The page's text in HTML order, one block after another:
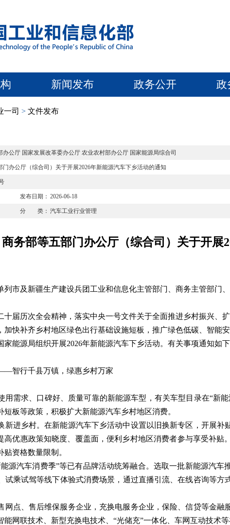
新闻发布 政务公开 政
一司 > 文件发布
公厅 国家发展改革委办公厅 农业农村部办公厅 国家能源局综合司
办公厅（综合司）关于开展2026年新能源汽车下乡活动的通知
发布日期： 2026-06-18
分 类： 汽车工业行业管理
务部等五部门办公厅（综合司）关于开展
列市及新疆生产建设兵团工业和信息化主管部门、商务主管部门
十届历次全会精神，落实中央一号文件关于全面推进乡村振兴、
加快补齐乡村地区绿色出行基础设施短板，推广绿色低碳、智能
能源局组织开展2026年新能源汽车下乡活动。有关事项通知如下
智行千县万镇，绿惠乡村万家
用需求、口碑好、质量可靠的新能源车型，有关车型目录在“新
板等政策，积极扩大新能源汽车乡村地区消费。
新进乡村。在新能源汽车下乡活动中设置以旧换新专区，开展
高优惠政策知晓度、覆盖面，便利乡村地区消费者参与享受补
资格数量限制。
能源汽车消费季”等已有品牌活动统筹融合。选取一批新能源汽
试乘试驾等线下体验式消费场景，通过直播引流、在线咨询等
网点、售后维保服务企业，充换电服务企业，保险、信贷等金
网联技术、新型充换电技术、“光储充”一体化、车网互动技术等